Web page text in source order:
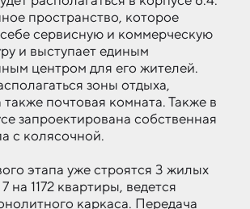
пространство, которое
сервисную и коммерческую
и выступает единым
центром для его жителей.
зоны отдыха,
почтовая комната. Также в
запроектирована собственная
с колясочной.
этапа уже строятся 3 жилых
на 1172 квартиры, ведется
каркаса. Передача